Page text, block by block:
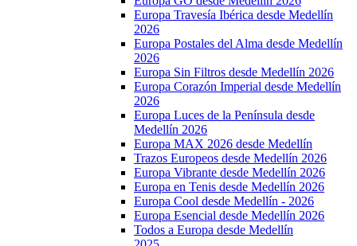
Europa Travesía Ibérica desde Medellín
2026
Europa Postales del Alma desde Medellín
2026
Europa Sin Filtros desde Medellín 2026
Europa Corazón Imperial desde Medellín
2026
Europa Luces de la Península desde
Medellín 2026
Europa MAX 2026 desde Medellín
Trazos Europeos desde Medellín 2026
Europa Vibrante desde Medellín 2026
Europa en Tenis desde Medellín 2026
Europa Cool desde Medellín - 2026
Europa Esencial desde Medellín 2026
Todos a Europa desde Medellín